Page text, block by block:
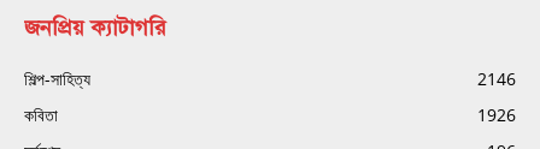
জনপ্রিয় ক্যাটাগরি
শিল্প-সাহিত্য
2146
কবিতা
1926